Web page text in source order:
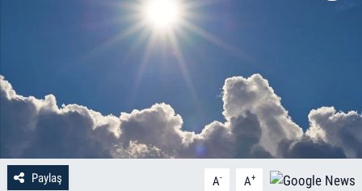
Paylaş A- A+